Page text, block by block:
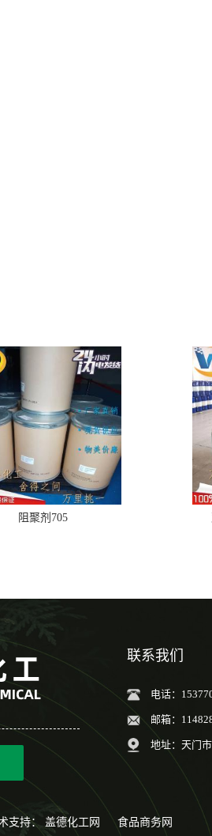
阻聚剂705
联系我们
电话：
邮箱：
地址：天门
支持： 盖德化工网 食品商务网